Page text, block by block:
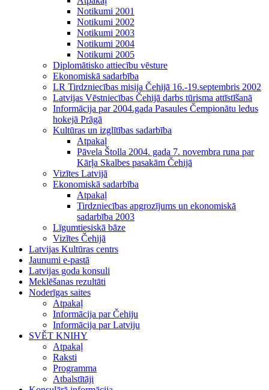
Notikumi 2001
Notikumi 2002
Notikumi 2003
Notikumi 2004
Notikumi 2005
Diplomātisko attiecību vēsture
Ekonomiskā sadarbība
LR Tirdzniecības misija Čehijā 16.-19.septembris 2002
Latvijas Vēstniecības Čehijā darbs tūrisma attīstīšanā
Informācija par 2004.gada Pasaules Čempionātu ledus
hokejā Prāgā
Kultūras un izglītības sadarbība
Atpakaļ
Pāvela Štolla 2004. gada 7. novembra runa par
Kārļa Skalbes pasakām Čehijā
Vizītes Latvijā
Ekonomiskā sadarbība
Atpakaļ
Tirdzniecības apgrozījums un ekonomiskā
sadarbība 2003
Līgumtiesiskā bāze
Vizītes Čehijā
Latvijas Kultūras centrs
Jaunumi e-pastā
Latvijas goda konsuli
Meklēšanas rezultāti
Noderīgas saites
Atpakaļ
Informācija par Čehiju
Informācija par Latviju
SVĚT KNIHY
Atpakaļ
Raksti
Programma
Atbalstītāji